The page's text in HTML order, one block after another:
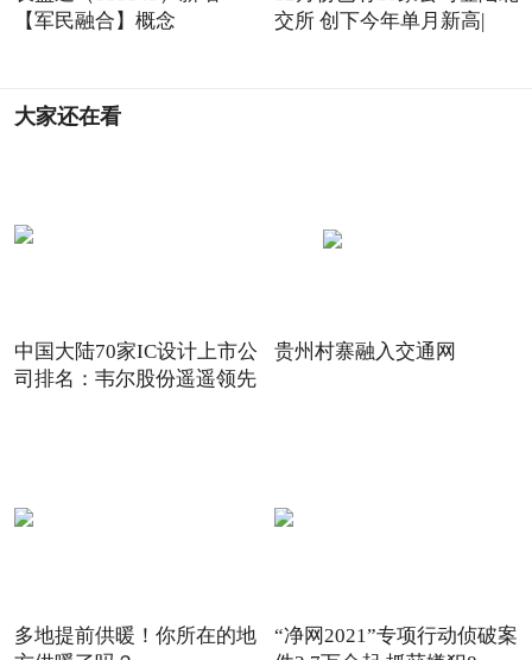
【军民融合】概念
交所 创下今年单月新高|
大家还在看
中国大陆70家IC设计上市公
司排名：韦尔股份遥遥领先
贵州村寨融入交通网
多地提前供暖！你所在的地
“净网2021”专项行动侦破案